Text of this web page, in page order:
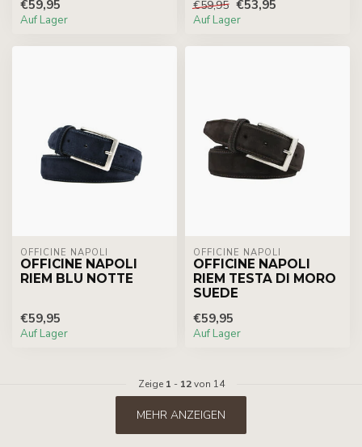
€59,95
Auf Lager
€59,95 €53,95
Auf Lager
OFFICINE NAPOLI
OFFICINE NAPOLI
RIEM BLU NOTTE
€59,95
Auf Lager
OFFICINE NAPOLI
OFFICINE NAPOLI
RIEM TESTA DI MORO
SUEDE
€59,95
Auf Lager
Zeige 1 - 12von 14
MEHR ANZEIGEN